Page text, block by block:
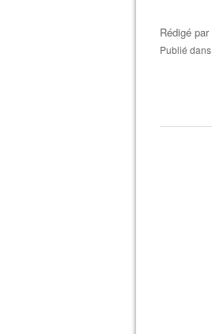
Rédigé par
Publié dans